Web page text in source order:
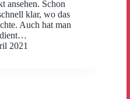
ansehen. Schon
klar, wo das
Auch hat man
2021